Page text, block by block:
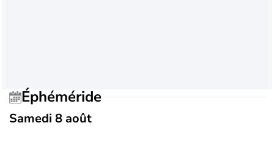
Éphéméride
Samedi 8 août